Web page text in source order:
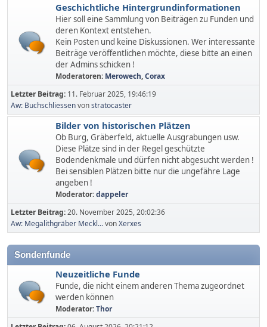
Geschichtliche Hintergrundinformationen
Hier soll eine Sammlung von Beiträgen zu Funden und
deren Kontext entstehen.
Kein Posten und keine Diskussionen. Wer interessante
Beiträge veröffentlichen möchte, diese bitte an einen
der Admins schicken !
Moderatoren: Merowech,Corax
Letzter Beitrag: 11. Februar 2025, 19:46:19
Aw: Buchschliessenvonstratocaster
Bilder von historischen Plätzen
Ob Burg, Gräberfeld, aktuelle Ausgrabungen usw.
Diese Plätze sind in der Regel geschützte
Bodendenkmale und dürfen nicht abgesucht werden !
Bei sensiblen Plätzen bitte nur die ungefähre Lage
angeben !
Moderator:dappeler
Letzter Beitrag:20. November 2025, 20:02:36
Aw: Megalithgräber Meckl...vonXerxes
Sondenfunde
Neuzeitliche Funde
Funde, die nicht einem anderen Thema zugeordnet
werden können
Moderator:Thor